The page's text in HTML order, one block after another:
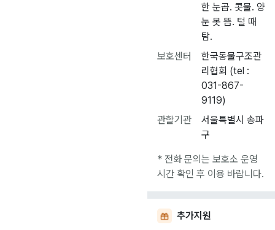
한 눈곱. 콧물. 양
눈 못 뜸. 털 때
탐.
보호센터
한국동물구조관
리협회 (tel :
031-867-
9119)
관할기관
서울특별시 송파
구
* 전화 문의는 보호소 운영
시간 확인 후 이용 바랍니다.
추가지원